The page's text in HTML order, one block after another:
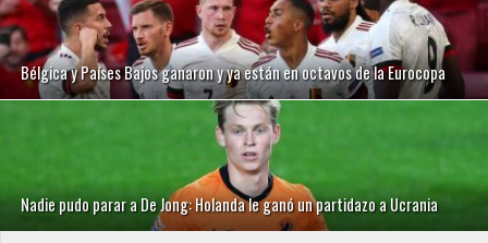
Bélgica y Países Bajos ganaron y ya están en octavos de la Eurocopa
Nadie pudo parar a De Jong: Holanda le ganó un partidazo a Ucrania